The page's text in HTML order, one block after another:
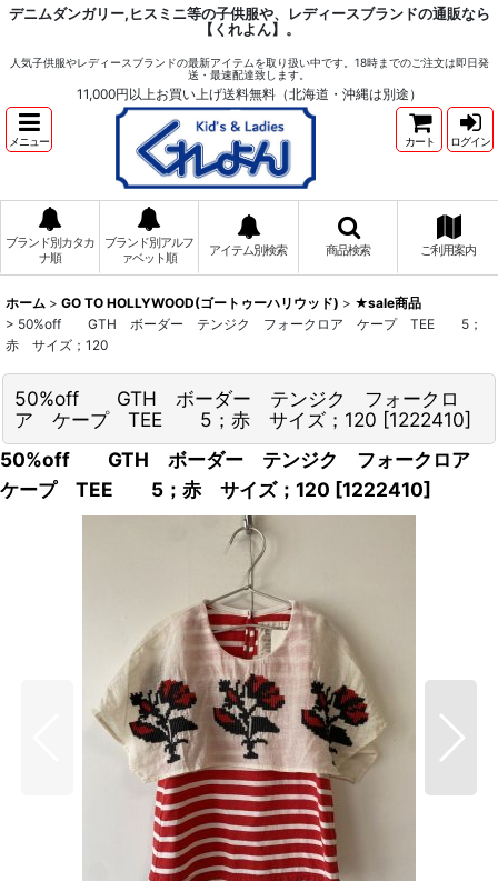
デニムダンガリー,ヒスミニ等の子供服や、レディースブランドの通販なら
【くれよん】。
人気子供服やレディースブランドの最新アイテムを取り扱い中です。18時までのご注文は即日発
送・最速配達致します。
11,000円以上お買い上げ送料無料（北海道・沖縄は別途）
メニュー カート ログイン
ブランド別カタカ
ナ順
ブランド別アルフ
ァベット順
アイテム別検索 商品検索 ご利用案内
ホーム > GO TO HOLLYWOOD(ゴートゥーハリウッド) > ★sale商品
> 50%off GTH ボーダー テンジク フォークロア ケープ TEE 5；
赤 サイズ；120
50%off GTH ボーダー テンジク フォークロ
ア ケープ TEE 5；赤 サイズ；120 [1222410]
50%off GTH ボーダー テンジク フォークロア
ケープ TEE 5；赤 サイズ；120 [1222410]